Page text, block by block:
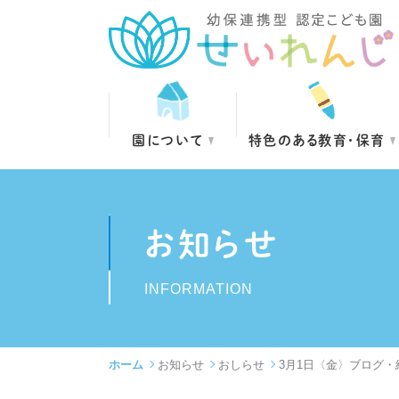
園について 特色のある教育・保育
お知らせ
INFORMATION
ホーム お知らせ おしらせ 3月1日〈金〉ブログ